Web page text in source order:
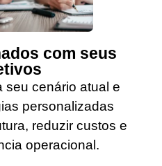
com seus
seu cenário atual e
personalizadas
reduzir custos e
operacional.